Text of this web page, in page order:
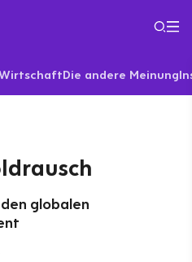
Die andere Meinung
globalen